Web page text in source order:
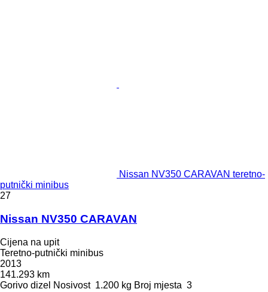
Nissan NV350 CARAVAN teretno-
putnički minibus
27
Nissan NV350 CARAVAN
Cijena na upit
Teretno-putnički minibus
2013
141.293 km
Gorivo dizel Nosivost 1.200 kg Broj mjesta 3